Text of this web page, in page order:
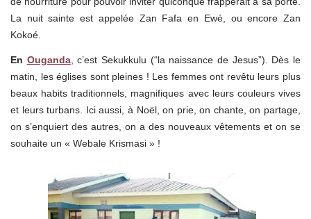
La nuit sainte est appelée Zan Fafa en Ewé, ou encore Zan
Kokoé.
En Ouganda, c’est Sekukkulu (“la naissance de Jesus”). Dès le
matin, les églises sont pleines ! Les femmes ont revêtu leurs plus
beaux habits traditionnels, magnifiques avec leurs couleurs vives
et leurs turbans. Ici aussi, à Noël, on prie, on chante, on partage,
on s’enquiert des autres, on a des nouveaux vêtements et on se
souhaite un « Webale Krismasi » !